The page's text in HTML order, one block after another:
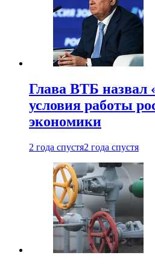
Глава ВТБ
условия работы
экономики
2 года спустя2 года спустя